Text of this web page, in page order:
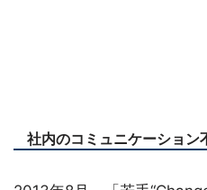
社内のコミュニケーション